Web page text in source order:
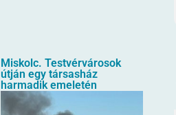
Miskolc. Testvérvárosok
útján egy társasház
harmadik emeletén